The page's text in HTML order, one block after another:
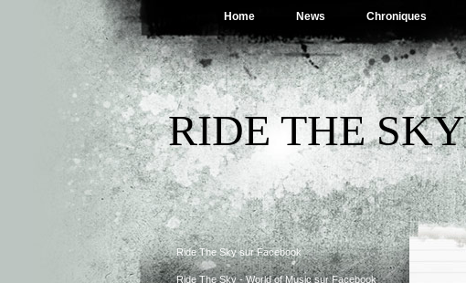
Home News Chroniques
RIDE THE SKY
Ride The Sky sur Facebook
Ride The Sky - World of Music sur Facebook